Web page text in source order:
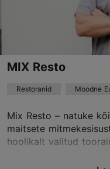
+372 6466998
põhineb2498 hinnangul
Loe rohkem arvustusi
MIX Resto
Restoranid Moodne
Mix Resto – natuke
maitsete
hoolikalt valitud